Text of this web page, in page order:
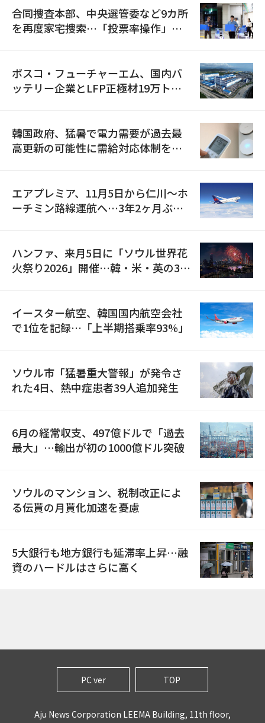
合同捜査本部、中央選管委など9カ所
を再度家宅捜索…「投票率操作」の
ポスコ・フューチャーエム、国内バ
ッテリー企業とLFP正極材19万トン
韓国政府、猛暑で電力需要が過去最
高更新の可能性に需給対応体制を点
エアプレミア、11月5日から仁川〜ホ
ーチミン路線運航へ…3年2ヶ月ぶり
ハンファ、来月5日に「ソウル世界花
火祭り2026」開催…韓・米・英の3カ
イースター航空、韓国国内航空会社
で1位を記録…「上半期搭乗率93%」
ソウル市「猛暑重大警報」が発令さ
れた4日、熱中症患者39人追加発生
6月の経常収支、497億ドルで「過去
最大」…輸出が初の1000億ドル突破
ソウルのマンション、税制改正によ
る伝貰の月貰化加速を憂慮
5大銀行も地方銀行も延滞率上昇…融
資のハードルはさらに高く
PC ver TOP
Aju News Corporation LEEMA Building, 11th floor,